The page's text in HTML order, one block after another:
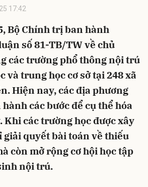
17:42
Bộ Chính trị ban hành
số 81-TB/TW về chủ
các trường phổ thông nội trú
và trung học cơ sở tại 248 xã
Hiện nay, các địa phương
các bước để cụ thể hóa
Khi các trường học được xây
giải quyết bài toán về thiếu
còn mở rộng cơ hội học tập
nội trú.